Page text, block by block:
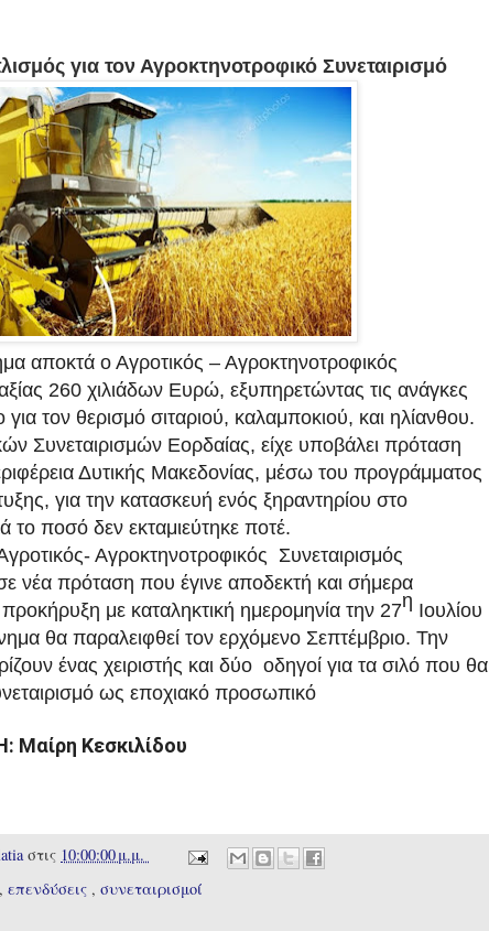
για τον Αγροκτηνοτροφικό Συνεταιρισμό
αποκτά ο Αγροτικός – Αγροκτηνοτροφικός
260 χιλιάδων Ευρώ, εξυπηρετώντας τις ανάγκες
τον θερισμό σιταριού, καλαμποκιού, και ηλίανθου.
Συνεταιρισμών Εορδαίας, είχε υποβάλει πρόταση
Δυτικής Μακεδονίας, μέσω του προγράμματος
για την κατασκευή ενός ξηραντηρίου στο
το ποσό δεν εκταμιεύτηκε ποτέ.
Αγροκτηνοτροφικός Συνεταιρισμός
νέα πρόταση που έγινε αποδεκτή και σήμερα
προκήρυξη με καταληκτική ημερομηνία την 27η Ιουλίου
θα παραλειφθεί τον ερχόμενο Σεπτέμβριο. Την
ένας χειριστής και δύο οδηγοί για τα σιλό που θα
ως εποχιακό προσωπικό
Κεσκιλίδου
στις 10:00:00 μ.μ.
,επενδύσεις ,συνεταιρισμοί